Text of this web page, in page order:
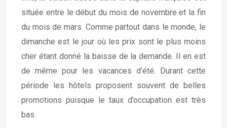
située entre le début du mois de novembre et la fin
du mois de mars. Comme partout dans le monde, le
dimanche est le jour où les prix sont le plus moins
cher étant donné la baisse de la demande. Il en est
de même pour les vacances d’été. Durant cette
période les hôtels proposent souvent de belles
promotions puisque le taux d’occupation est très
bas.